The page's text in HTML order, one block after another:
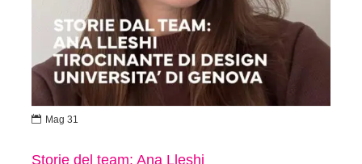
Storie del team: Ana Lleshi
 Mag 31